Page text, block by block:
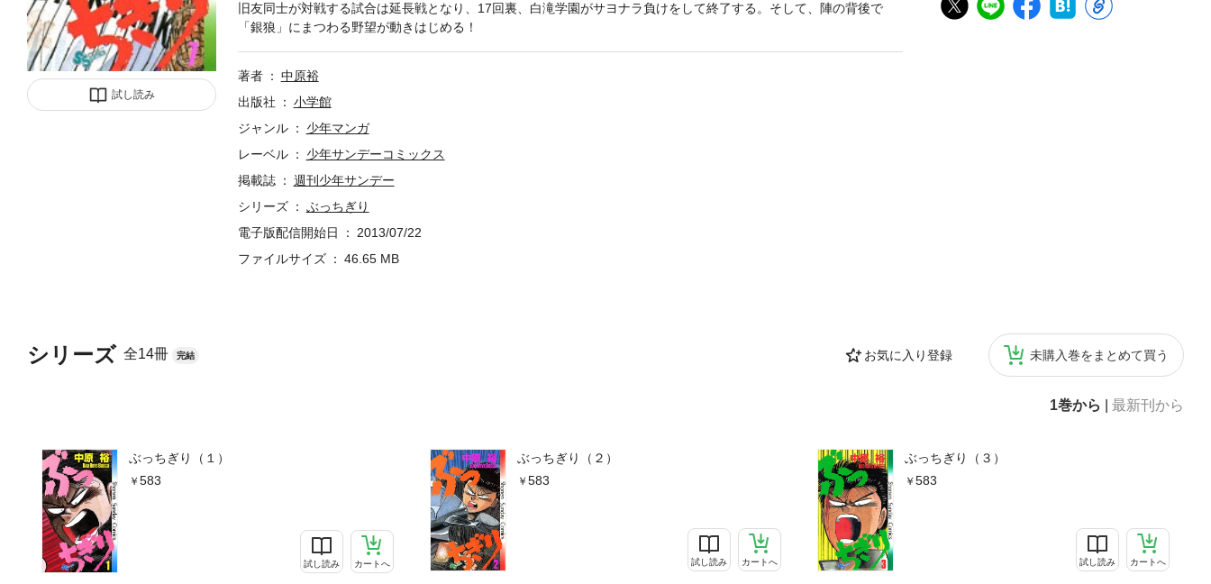
試し読み
シリーズ 全14冊 完結 お気に入り登録 未購入巻をまとめて買う
1巻から 最新刊から
ぶっちぎり（１）
583
試し読み カートへ
ぶっちぎり（２）
583
試し読み カートへ
ぶっちぎり（３）
583
試し読み カートへ
旧友同士が対戦する試合は延長戦となり、17回裏、白滝学園がサヨナラ負けをして終了する。そして、陣の背後で
「銀狼」にまつわる野望が動きはじめる！
著者
中原裕
出版社
小学館
ジャンル
少年マンガ
レーベル
少年サンデーコミックス
掲載誌
週刊少年サンデー
シリーズ
ぶっちぎり
電子版配信開始日
2013/07/22
ファイルサイズ
46.65 MB